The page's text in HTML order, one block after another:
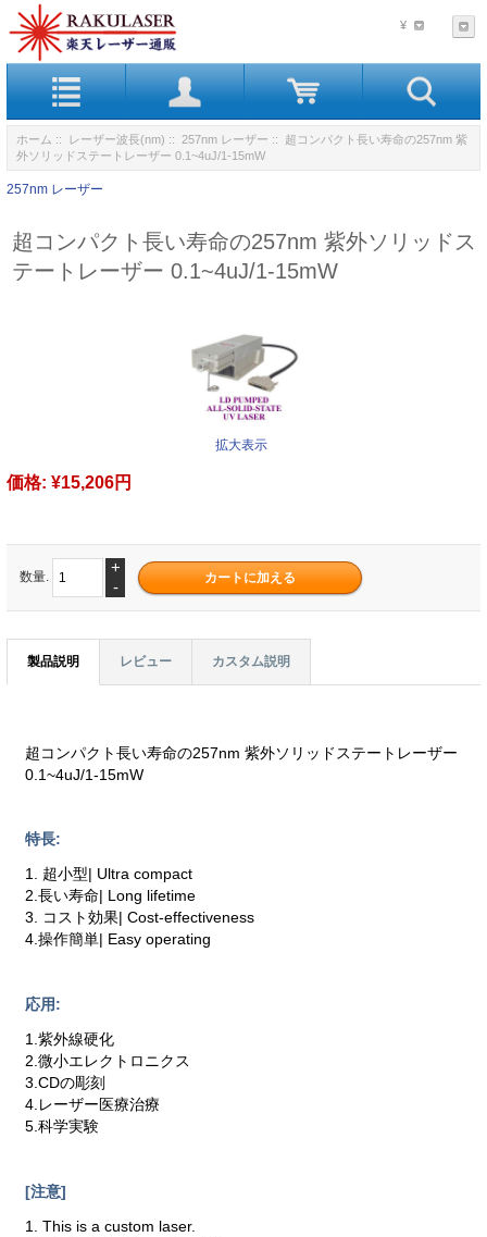
¥
ホーム :: レーザー波長(nm) :: 257nm レーザー :: 超コンパクト長い寿命の257nm 紫
外ソリッドステートレーザー 0.1~4uJ/1-15mW
257nm レーザー
超コンパクト長い寿命の257nm 紫外ソリッドス
テートレーザー 0.1~4uJ/1-15mW
拡大表示
価格: ¥15,206円
数量.
+
-
製品説明 レビュー カスタム説明
超コンパクト長い寿命の257nm 紫外ソリッドステートレーザー
0.1~4uJ/1-15mW
特長:
1. 超小型| Ultra compact
2.長い寿命| Long lifetime
3. コスト効果| Cost-effectiveness
4.操作簡単| Easy operating
応用:
1.紫外線硬化
2.微小エレクトロニクス
3.CDの彫刻
4.レーザー医療治療
5.科学実験
[注意]
1. This is a custom laser.